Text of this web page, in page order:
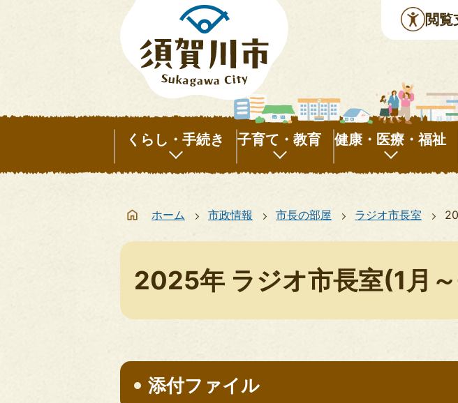
閲覧
くらし・手続き
く
し・
続
子育て・教育
子
て・
健康・医療・福祉
健
医
祉
ホーム 市政情報 市長の部屋 ラジオ市長室
2025年 ラジオ市長室(1月
添付ファイル